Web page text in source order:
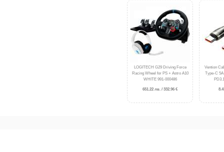
LOGITECH G29 Driving Force
Racing Wheel for PS + Astro A10
WHITE 991-000486
651.22 лв. / 332.96 €
Vention
Type-C